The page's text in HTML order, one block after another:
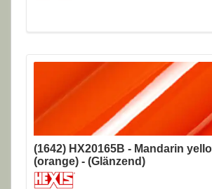
(1642) HX20165B - Mandarin
(orange) - (Glänzend)